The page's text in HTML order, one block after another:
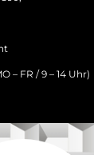
– FR / 9 – 14 Uhr)